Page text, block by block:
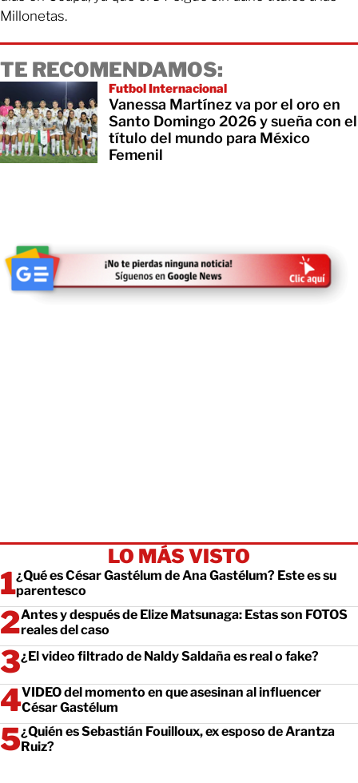
Millonetas.
TE RECOMENDAMOS:
Futbol Internacional
Vanessa Martínez va por el oro en
Santo Domingo 2026 y sueña con el
título del mundo para México
Femenil
LO MÁS VISTO
¿Qué es César Gastélum de Ana Gastélum? Este es su
parentesco
Antes y después de Elize Matsunaga: Estas son FOTOS
reales del caso
¿El video filtrado de Naldy Saldaña es real o fake?
VIDEO del momento en que asesinan al influencer
César Gastélum
¿Quién es Sebastián Fouilloux, ex esposo de Arantza
Ruiz?